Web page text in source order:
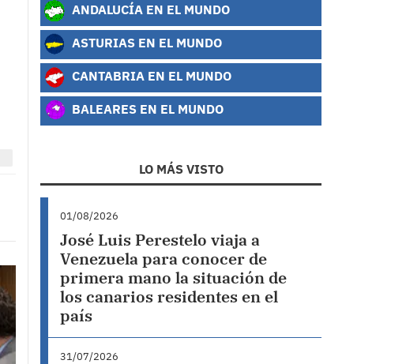
ANDALUCÍA EN EL MUNDO
ASTURIAS EN EL MUNDO
CANTABRIA EN EL MUNDO
BALEARES EN EL MUNDO
LO MÁS VISTO
01/08/2026
José Luis Perestelo viaja a
Venezuela para conocer de
primera mano la situación de
los canarios residentes en el
país
31/07/2026